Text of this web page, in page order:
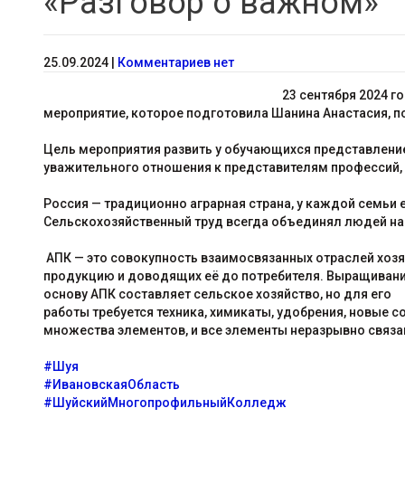
25.09.2024 Комментариев нет
23 сентября 2024
мероприятие, которое подготовила Шанина Анастасия,
Цель мероприятия развить у обучающихся
уважительного отношения к представителям
Россия — традиционно аграрная страна, у каждой
Сельскохозяйственный труд всегда объединял людей
АПК — это совокупность взаимосвязанных отраслей
продукцию и доводящих её до потребителя.
основу АПК составляет сельское хозяйство, но для его
работы требуется техника, химикаты, удобрения, новые
множества элементов, и все элементы неразрывно
#Шуя
#ИвановскаяОбласть
#ШуйскийМногопрофильныйКолледж